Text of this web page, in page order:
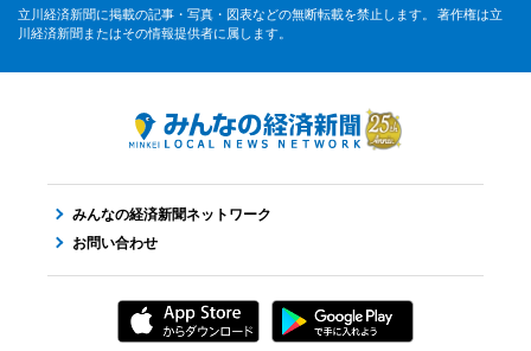
立川経済新聞に掲載の記事・写真・図表などの無断転載を禁止します。 著作権は立
川経済新聞またはその情報提供者に属します。
みんなの経済新聞ネットワーク
お問い合わせ